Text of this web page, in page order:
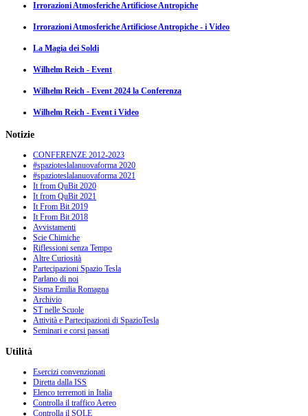
Irrorazioni Atmosferiche Artificiose Antropiche
Irrorazioni Atmosferiche Artificiose Antropiche - i Video
La Magia dei Soldi
Wilhelm Reich - Event
Wilhelm Reich - Event 2024 la Conferenza
Wilhelm Reich - Event i Video
Notizie
CONFERENZE 2012-2023
#spazioteslalanuovaforma 2020
#spazioteslalanuovaforma 2021
It from QuBit 2020
It from QuBit 2021
It From Bit 2019
It From Bit 2018
Avvistamenti
Scie Chimiche
Riflessioni senza Tempo
Altre Curiosità
Partecipazioni Spazio Tesla
Parlano di noi
Sisma Emilia Romagna
Archivio
ST nelle Scuole
Attività e Partecipazioni di SpazioTesla
Seminari e corsi passati
Utilità
Esercizi convenzionati
Diretta dalla ISS
Elenco terremoti in Italia
Controlla il traffico Aereo
Controlla il SOLE